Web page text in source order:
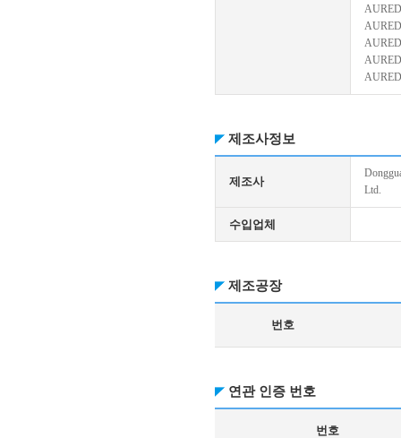
제조사정보
제조사
Ltd.
수입업체
제조공장
번호
연관 인증 번호
번호